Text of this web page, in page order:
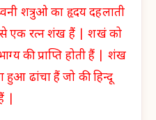
शत्रुओ का हृदय दहलाती
से एक रत्न शंख हैं | शखं को
की प्राप्ति होती हैं | शंख
ढांचा हैं जो की हिन्दू
|